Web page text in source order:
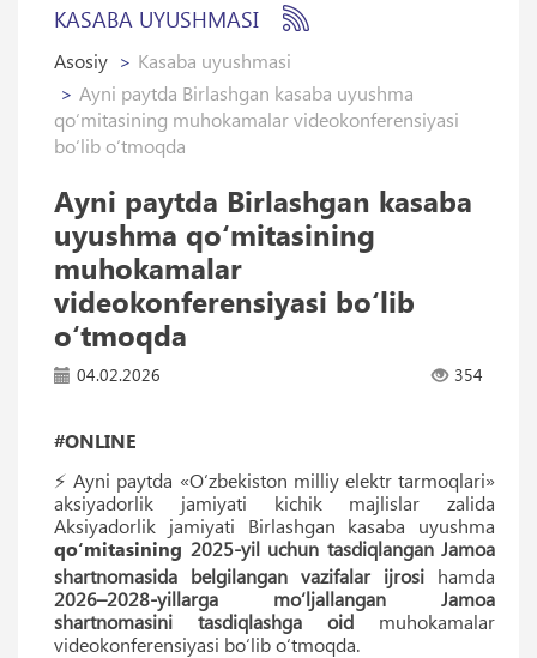
KASABA UYUSHMASI
Asosiy
Kasaba uyushmasi
Ayni paytda Birlashgan kasaba uyushma
qo‘mitasining muhokamalar videokonferensiyasi
bo‘lib o‘tmoqda
Ayni paytda Birlashgan kasaba
uyushma qo‘mitasining
muhokamalar
videokonferensiyasi bo‘lib
o‘tmoqda
04.02.2026 354
#ONLINE
⚡️ Ayni paytda «O‘zbekiston milliy elektr tarmoqlari»
aksiyadorlik jamiyati kichik majlislar zalida
Aksiyadorlik jamiyati Birlashgan kasaba uyushma
qo‘mitasining 2025-yil uchun tasdiqlangan Jamoa
shartnomasida belgilangan vazifalar ijrosi hamda
2026–2028-yillarga mo‘ljallangan Jamoa
shartnomasini tasdiqlashga oid muhokamalar
videokonferensiyasi bo‘lib o‘tmoqda.